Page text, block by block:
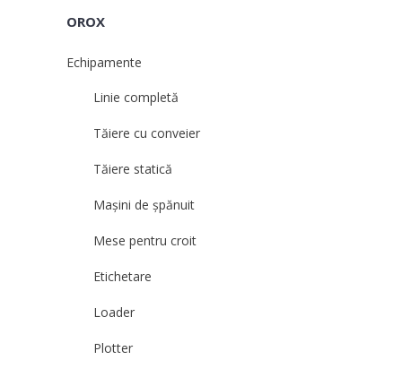
OROX
Echipamente
Linie completă
Tăiere cu conveier
Tăiere statică
Mașini de șpănuit
Mese pentru croit
Etichetare
Loader
Plotter